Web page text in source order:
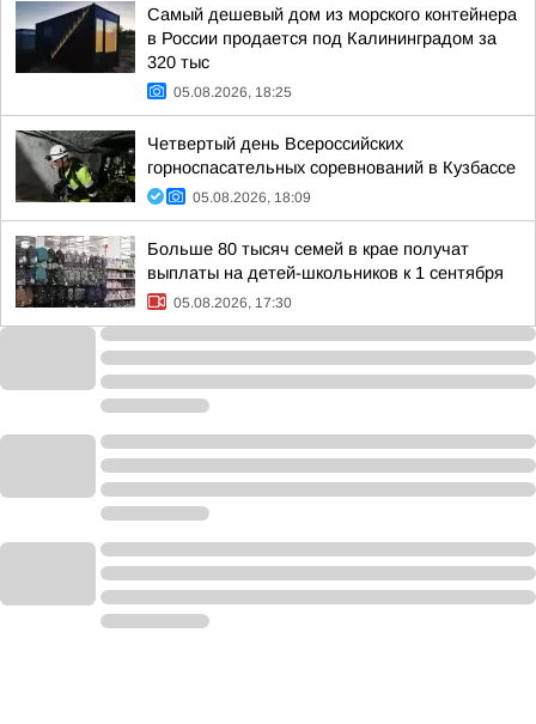
Самый дешевый дом из морского контейнера
в России продается под Калининградом за
320 тыс
05.08.2026, 18:25
Четвертый день Всероссийских
горноспасательных соревнований в Кузбассе
05.08.2026, 18:09
Больше 80 тысяч семей в крае получат
выплаты на детей-школьников к 1 сентября
05.08.2026, 17:30